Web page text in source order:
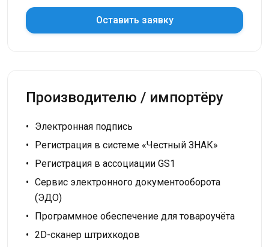
Оставить заявку
Производителю / импортёру
Электронная подпись
Регистрация в системе «Честный ЗНАК»
Регистрация в ассоциации GS1
Сервис электронного документооборота
(ЭДО)
Программное обеспечение для товароучёта
2D-сканер штрихкодов